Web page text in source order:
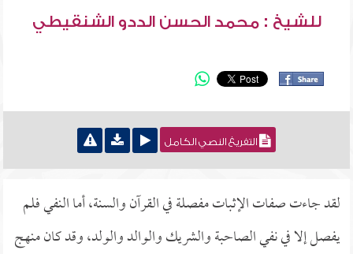
للشيخ : محمد الحسن الددو الشنقيطي
التفريغ النصي الكامل
لقد جاءت صفات الإثبات مفصلة في القرآن والسنة، أما النفي فلم
يفصل إلا في نفي الصاحبة والشريك والوالد والولد، وقد كان منهج